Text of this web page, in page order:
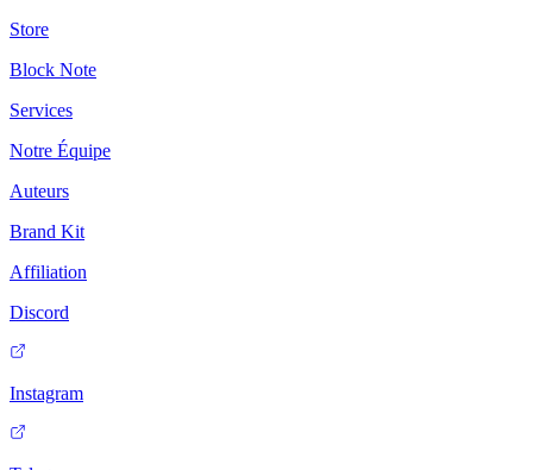
Store
Block Note
Services
Notre Équipe
Auteurs
Brand Kit
Affiliation
Discord
Instagram